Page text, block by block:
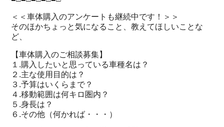
＜＜車体購入のアンケートも継続中です！＞＞
そのほかちょっと気になること、教えてほしいことな
ど、
【車体購入のご相談募集】
１.購入したいと思っている車種名は？
２.主な使用目的は？
３.予算はいくらまで？
４.移動範囲は何キロ圏内？
５.身長は？
６.その他（何かれば・・・）